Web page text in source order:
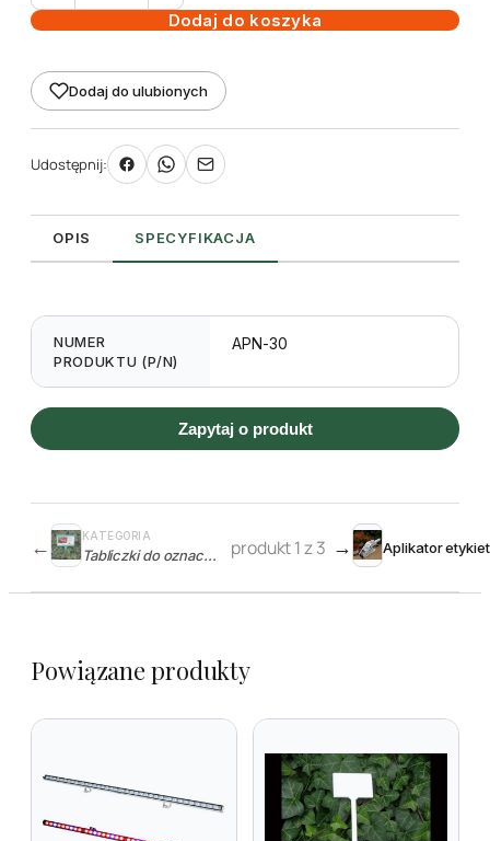
etykiet
APN-
30
Dodaj do koszyka
Dodaj do ulubionych
Udostępnij:
OPIS SPECYFIKACJA
NUMER
PRODUKTU (P/N)
APN-30
Zapytaj o produkt
← KATEGORIA
Tabliczki do oznaczania roślin produkt 1 z 3 →
Powiązane produkty